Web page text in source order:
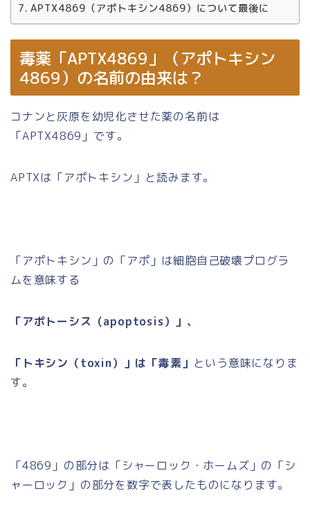
APTX4869（アポトキシン4869）について最後に
毒薬「APTX4869」（アポトキシン
4869）の名前の由来は？
コナンと灰原を幼児化させた薬の名前は
「APTX4869」です。
APTXは「アポトキシン」と読みます。
「アポトキシン」の「アポ」は細胞自己破壊プログラ
ムを意味する
「アポトーシス（apoptosis）」、
「トキシン（toxin）」は「毒素」 という意味になりま
す。
「4869」の部分は「シャーロック・ホームズ」の「シ
ャーロック」の部分を数字で表したものになります。